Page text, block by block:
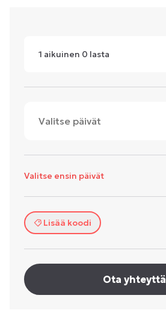
1 aikuinen 0 lasta
Valitse päivät
Valitse ensin päivät
Lisää koodi
Ota yhteyttä